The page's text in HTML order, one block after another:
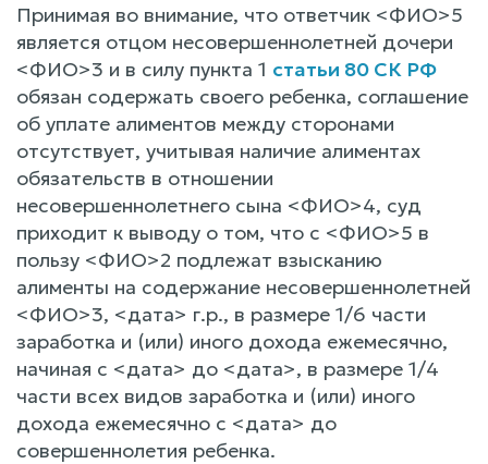
Принимая во внимание, что ответчик <ФИО>5
является отцом несовершеннолетней дочери
<ФИО>3 и в силу пункта 1 статьи 80 СК РФ
обязан содержать своего ребенка, соглашение
об уплате алиментов между сторонами
отсутствует, учитывая наличие алиментах
обязательств в отношении
несовершеннолетнего сына <ФИО>4, суд
приходит к выводу о том, что с <ФИО>5 в
пользу <ФИО>2 подлежат взысканию
алименты на содержание несовершеннолетней
<ФИО>3, <дата> г.р., в размере 1/6 части
заработка и (или) иного дохода ежемесячно,
начиная с <дата> до <дата>, в размере 1/4
части всех видов заработка и (или) иного
дохода ежемесячно с <дата> до
совершеннолетия ребенка.